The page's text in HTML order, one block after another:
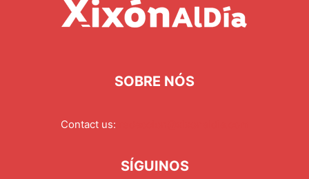
SOBRE NÓS
Contact us:
SÍGUINOS